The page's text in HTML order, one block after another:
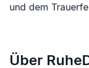
und dem
Über